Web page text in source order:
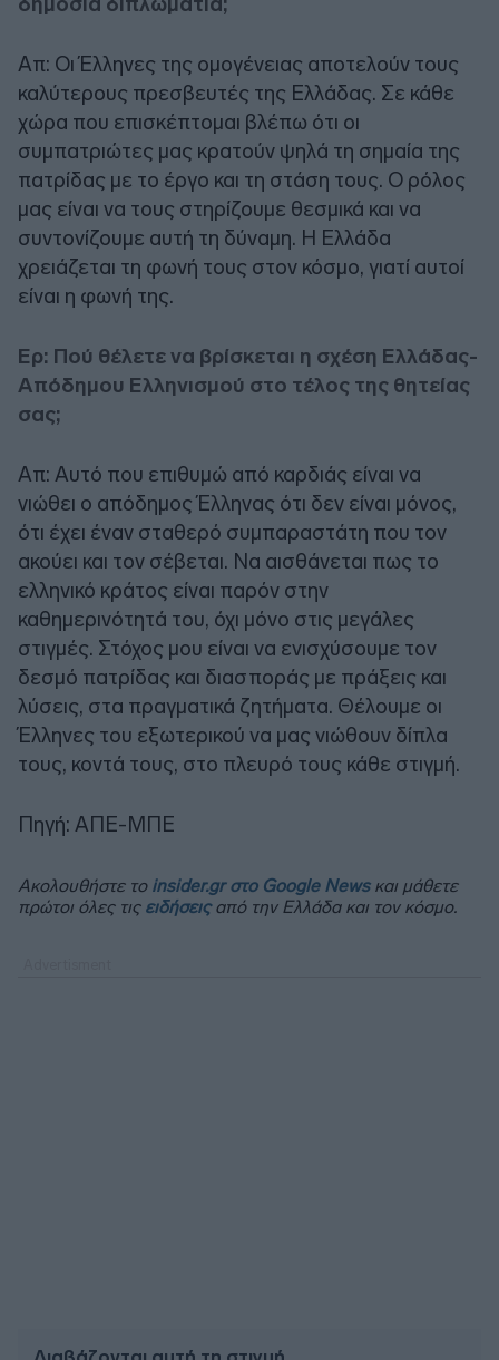
Απ: Οι Έλληνες της ομογένειας αποτελούν τους
καλύτερους πρεσβευτές της Ελλάδας. Σε κάθε
χώρα που επισκέπτομαι βλέπω ότι οι
συμπατριώτες μας κρατούν ψηλά τη σημαία της
πατρίδας με το έργο και τη στάση τους. Ο ρόλος
μας είναι να τους στηρίζουμε θεσμικά και να
συντονίζουμε αυτή τη δύναμη. Η Ελλάδα
χρειάζεται τη φωνή τους στον κόσμο, γιατί αυτοί
είναι η φωνή της.
Ερ: Πού θέλετε να βρίσκεται η σχέση Ελλάδας-
Απόδημου Ελληνισμού στο τέλος της θητείας
σας;
Απ: Αυτό που επιθυμώ από καρδιάς είναι να
νιώθει ο απόδημος Έλληνας ότι δεν είναι μόνος,
ότι έχει έναν σταθερό συμπαραστάτη που τον
ακούει και τον σέβεται. Να αισθάνεται πως το
ελληνικό κράτος είναι παρόν στην
καθημερινότητά του, όχι μόνο στις μεγάλες
στιγμές. Στόχος μου είναι να ενισχύσουμε τον
δεσμό πατρίδας και διασποράς με πράξεις και
λύσεις, στα πραγματικά ζητήματα. Θέλουμε οι
Έλληνες του εξωτερικού να μας νιώθουν δίπλα
τους, κοντά τους, στο πλευρό τους κάθε στιγμή.
Πηγή: ΑΠΕ-ΜΠΕ
Ακολουθήστε το insider.gr στο Google Newsκαι μάθετε
πρώτοι όλες τις ειδήσειςαπό την Ελλάδα και τον κόσμο.